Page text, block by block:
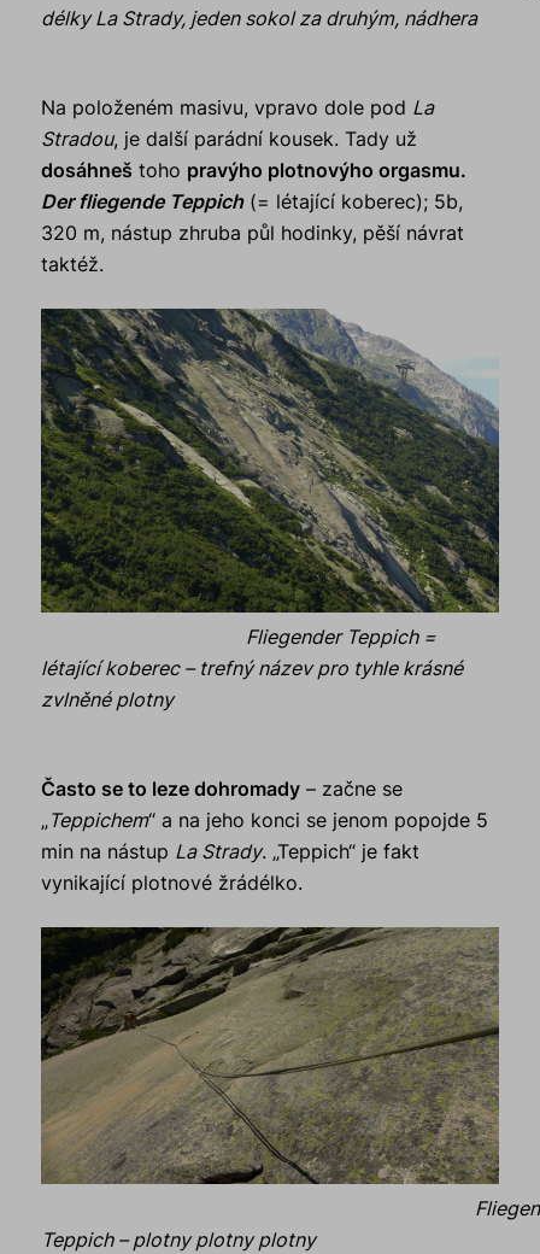
délky La Strady, jeden sokol za druhým, nádhera
Na položeném masivu, vpravo dole pod La
Stradou, je další parádní kousek. Tady už
dosáhneš toho pravýho plotnovýho orgasmu.
Der fliegende Teppich(= létající koberec); 5b,
320 m, nástup zhruba půl hodinky, pěší návrat
taktéž.
Fliegender Teppich =
létající koberec – trefný název pro tyhle krásné
zvlněné plotny
Často se to leze dohromady – začne se
„Teppichem“ a na jeho konci se jenom popojde 5
min na nástup La Strady. „Teppich“ je fakt
vynikající plotnové žrádélko.
Teppich – plotny plotny plotny